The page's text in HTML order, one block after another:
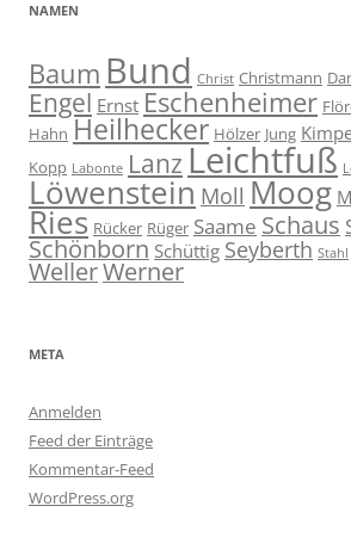
NAMEN
Baum Bund Christ Christmann
Engel Ernst Eschenheimer
Hahn Heilhecker Hölzer Jung
Kopp Labonte LanzLeichtfuß
Löwenstein Moll Moog
Ries Rücker Rüger Saame Schaus
Schönborn Schüttig Seyberth Stahl
WellerWerner
META
Anmelden
Feed der Einträge
Kommentar-Feed
WordPress.org